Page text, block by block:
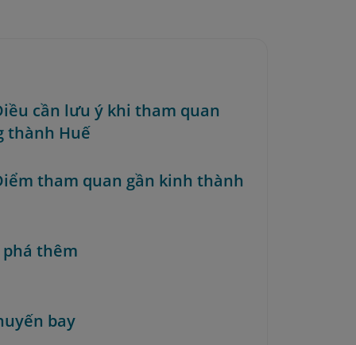
cần lưu ý khi tham quan
thành Huế
tham quan gần kinh thành
thêm
bay